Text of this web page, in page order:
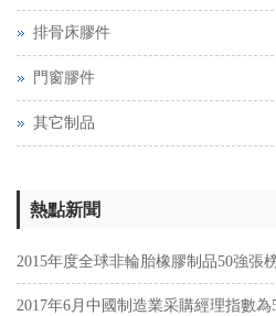
排骨床膠件
門窗膠件
其它制品
熱點新聞
2015年度全球非輪胎橡膠制品50強張
2017年6月中國制造業采購經理指數為